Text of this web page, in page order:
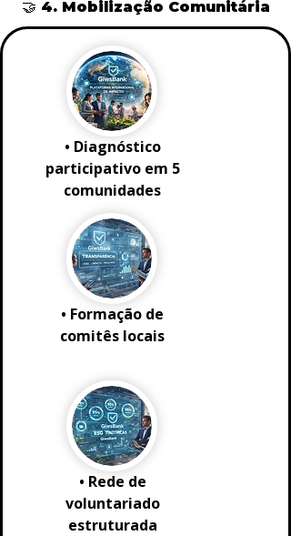
🤝 4. Mobilização Comunitária
• Diagnóstico
participativo em 5
comunidades
• Formação de
comitês locais
• Rede de
voluntariado
estruturada